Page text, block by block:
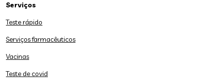
Serviços
Teste rápido
Serviços farmacêuticos
Vacinas
Teste de covid